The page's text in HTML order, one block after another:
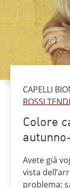
CAPELLI
ROSSI
Colore
Avete già
vista
problema: